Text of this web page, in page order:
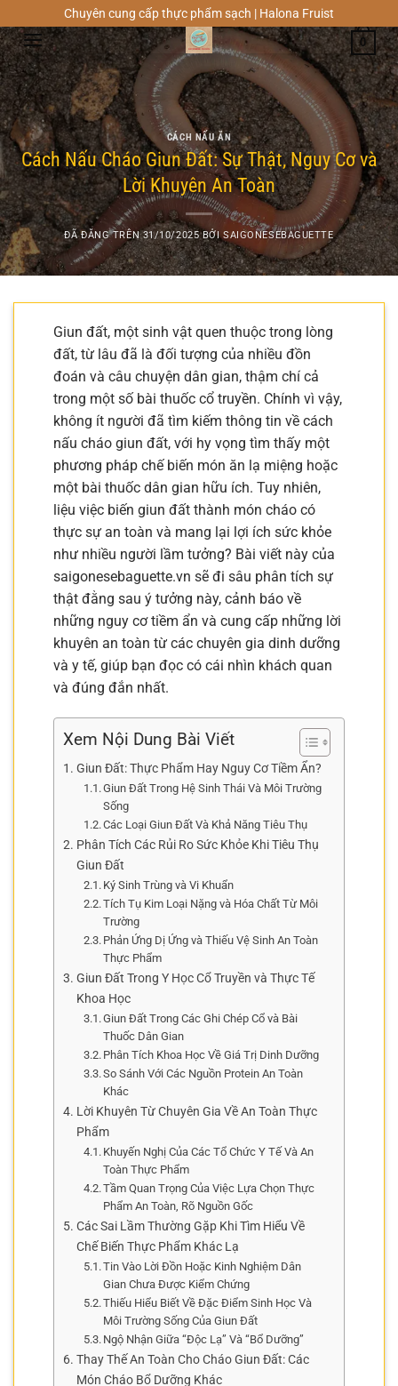
đến
nội
dung
Chuyên cung cấp thực phẩm sạch | Halona Fruist
0
CÁCH NẤU ĂN
Cách Nấu Cháo Giun Đất: Sự Thật, Nguy Cơ và
Lời Khuyên An Toàn
ĐÃ ĐĂNG TRÊN31/10/2025 BỞISAIGONESEBAGUETTE
Giun đất, một sinh vật quen thuộc trong lòng
đất, từ lâu đã là đối tượng của nhiều đồn
đoán và câu chuyện dân gian, thậm chí cả
trong một số bài thuốc cổ truyền. Chính vì vậy,
không ít người đã tìm kiếm thông tin về cách
nấu cháo giun đất, với hy vọng tìm thấy một
phương pháp chế biến món ăn lạ miệng hoặc
một bài thuốc dân gian hữu ích. Tuy nhiên,
liệu việc biến giun đất thành món cháo có
thực sự an toàn và mang lại lợi ích sức khỏe
như nhiều người lầm tưởng? Bài viết này của
saigonesebaguette.vn sẽ đi sâu phân tích sự
thật đằng sau ý tưởng này, cảnh báo về
những nguy cơ tiềm ẩn và cung cấp những lời
khuyên an toàn từ các chuyên gia dinh dưỡng
và y tế, giúp bạn đọc có cái nhìn khách quan
và đúng đắn nhất.
Xem Nội Dung Bài Viết
Giun Đất: Thực Phẩm Hay Nguy Cơ Tiềm Ẩn?
Giun Đất Trong Hệ Sinh Thái Và Môi Trường
Sống
Các Loại Giun Đất Và Khả Năng Tiêu Thụ
Phân Tích Các Rủi Ro Sức Khỏe Khi Tiêu Thụ
Giun Đất
Ký Sinh Trùng và Vi Khuẩn
Tích Tụ Kim Loại Nặng và Hóa Chất Từ Môi
Trường
Phản Ứng Dị Ứng và Thiếu Vệ Sinh An Toàn
Thực Phẩm
Giun Đất Trong Y Học Cổ Truyền và Thực Tế
Khoa Học
Giun Đất Trong Các Ghi Chép Cổ và Bài
Thuốc Dân Gian
Phân Tích Khoa Học Về Giá Trị Dinh Dưỡng
So Sánh Với Các Nguồn Protein An Toàn
Khác
Lời Khuyên Từ Chuyên Gia Về An Toàn Thực
Phẩm
Khuyến Nghị Của Các Tổ Chức Y Tế Và An
Toàn Thực Phẩm
Tầm Quan Trọng Của Việc Lựa Chọn Thực
Phẩm An Toàn, Rõ Nguồn Gốc
Các Sai Lầm Thường Gặp Khi Tìm Hiểu Về
Chế Biến Thực Phẩm Khác Lạ
Tin Vào Lời Đồn Hoặc Kinh Nghiệm Dân
Gian Chưa Được Kiểm Chứng
Thiếu Hiểu Biết Về Đặc Điểm Sinh Học Và
Môi Trường Sống Của Giun Đất
Ngộ Nhận Giữa “Độc Lạ” Và “Bổ Dưỡng”
Thay Thế An Toàn Cho Cháo Giun Đất: Các
Món Cháo Bổ Dưỡng Khác